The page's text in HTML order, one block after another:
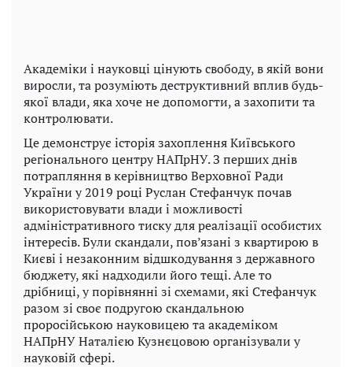
Академіки і науковці цінують свободу, в якій вони
виросли, та розуміють деструктивний вплив будь-
якої влади, яка хоче не допомогти, а захопити та
контролювати.
Це демонструє історія захоплення Київського
регіонального центру НАПрНУ. З перших днів
потрапляння в керівництво Верховної Ради
України у 2019 році Руслан Стефанчук почав
використовувати влади і можливості
адміністративного тиску для реалізації особистих
інтересів. Були скандали, пов’язані з квартирою в
Києві і незаконним відшкодування з державного
бюджету, які надходили його тещі. Але то
дрібниці, у порівнянні зі схемами, які Стефанчук
разом зі своє подругою скандальною
проросійською науковицею та академіком
НАПрНУ Наталією Кузнєцовою організували у
науковій сфері.